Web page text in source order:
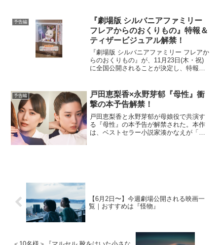
ントマン。アベンジャーズで最も“普通す
ぎるヒー...
予告編
『劇場版 シルバニアファミリー
フレアからのおくりもの』特報＆
ティザービジュアル解禁！
『劇場版 シルバニアファミリー フレアか
らのおくりもの』が、11⽉23⽇(⽊・祝)
に全国公開されることが決定し、特報映
素敵なおうち。そこに暮らす愛さずには
いられない個性...
予告編
戸田恵梨香×永野芽郁『母性』衝
撃の本予告解禁！
戸田恵梨香と永野芽郁が母娘役で共演す
る『母性』の本予告が解禁された。本作
は、ベストセラー小説家湊かなえが「こ
【6月2日〜】今週劇場公開される映画一
覧｜おすすめは『怪物』